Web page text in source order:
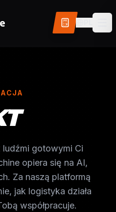
ludźmi gotowymi Ci
opiera się na AI,
Za naszą platformą
jak logistyka działa
współpracuje.